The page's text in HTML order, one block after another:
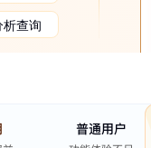
查询